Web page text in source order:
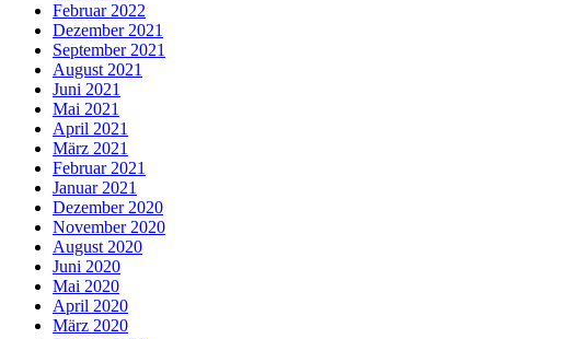
Februar 2022
Dezember 2021
September 2021
August 2021
Juni 2021
Mai 2021
April 2021
März 2021
Februar 2021
Januar 2021
Dezember 2020
November 2020
August 2020
Juni 2020
Mai 2020
April 2020
März 2020